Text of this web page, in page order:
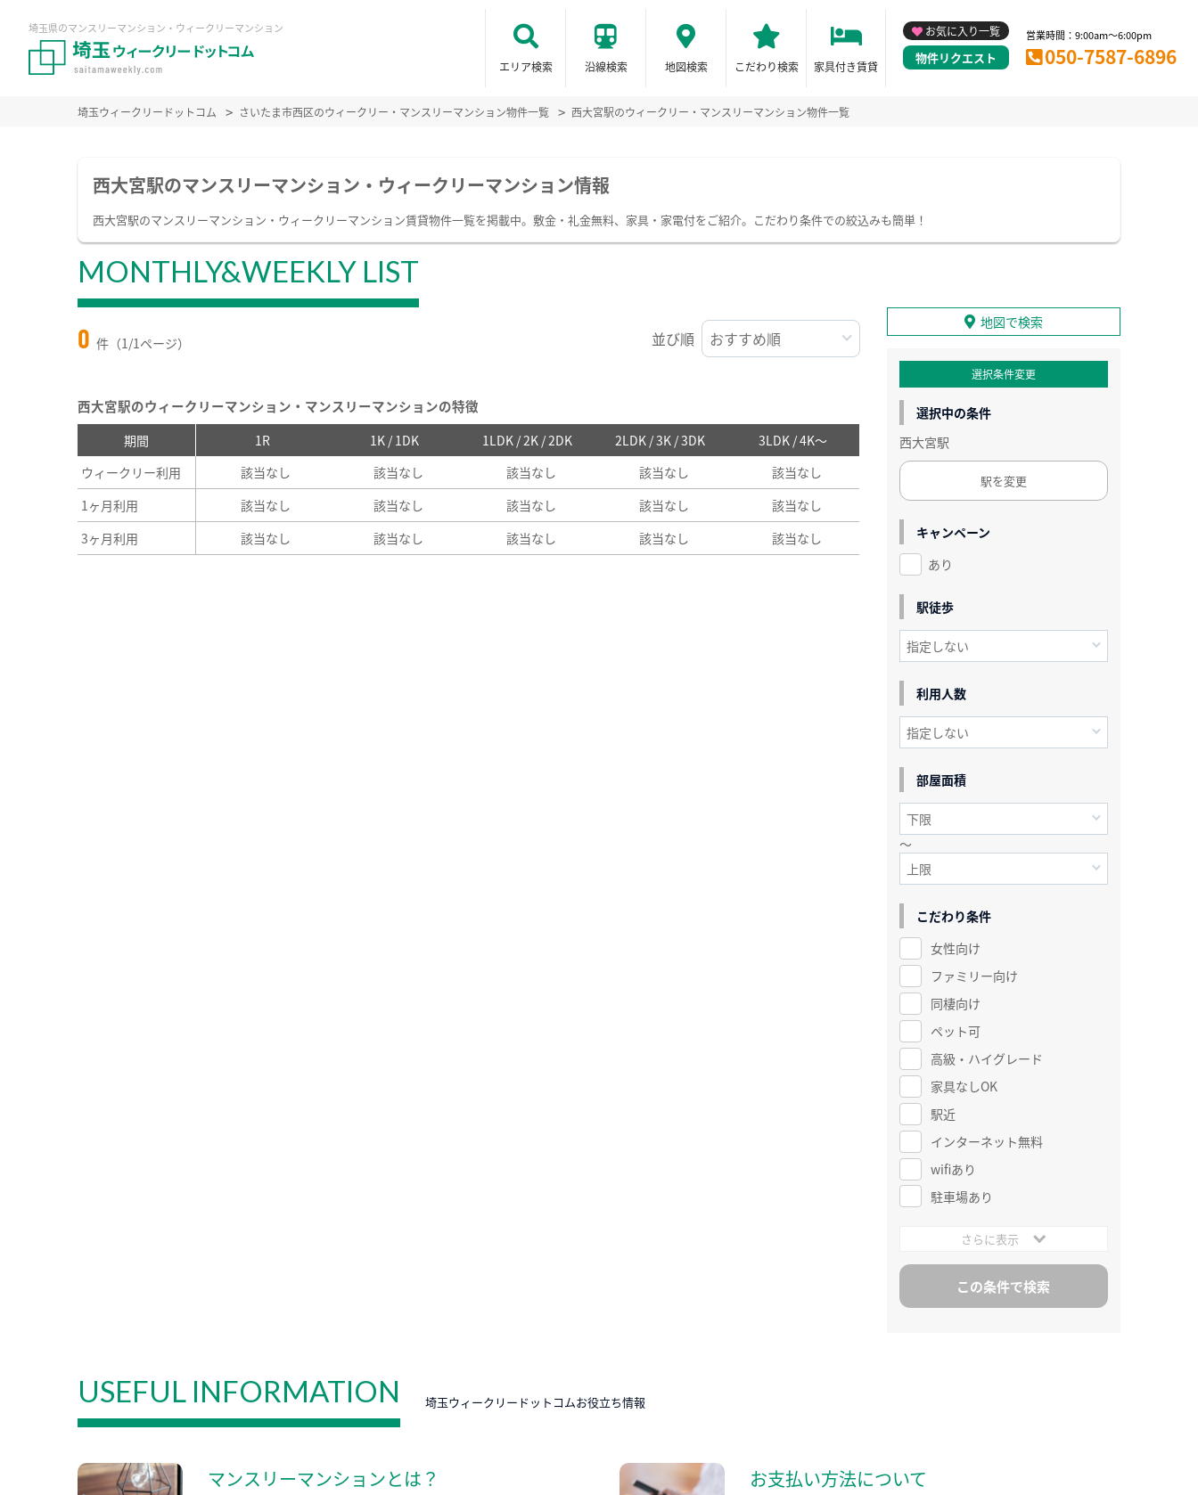
埼玉県のマンスリーマンション・ウィークリーマンション
エリア検索 沿線検索 地図検索 こだわり検索 家具付き賃貸
お気に入り一覧
物件リクエスト
営業時間：9:00am～6:00pm
050-7587-6896
埼玉ウィークリードットコム さいたま市西区のウィークリー・マンスリーマンション物件一覧 西大宮駅のウィークリー・マンスリーマンション物件一覧
西大宮駅のマンスリーマンション・ウィークリーマンション情報
西大宮駅のマンスリーマンション・ウィークリーマンション賃貸物件一覧を掲載中。敷金・礼金無料、家具・家電付をご紹介。こだわり条件での絞込みも簡単！
MONTHLY&WEEKLY LIST
0 件（1/1ページ） 並び順
西大宮駅のウィークリーマンション・マンスリーマンションの特徴
期間 1R 1K / 1DK 1LDK / 2K / 2DK 2LDK / 3K / 3DK
3LDK / 4K～
ウィークリー利用
該当なし 該当なし 該当なし 該当なし
該当なし
1ヶ月利用
該当なし 該当なし 該当なし 該当なし
該当なし
3ヶ月利用
該当なし 該当なし 該当なし 該当なし 該当なし
地図で検索
選択条件変更
選択中の条件
西大宮駅
駅を変更
キャンペーン
あり
駅徒歩
利用人数
部屋面積
～
こだわり条件
女性向け
ファミリー向け
同棲向け
ペット可
高級・ハイグレード
家具なしOK
駅近
インターネット無料
wifiあり
駐車場あり
さらに表示
USEFUL INFORMATION 埼玉ウィークリードットコムお役立ち情報
マンスリーマンションとは？ お支払い方法について